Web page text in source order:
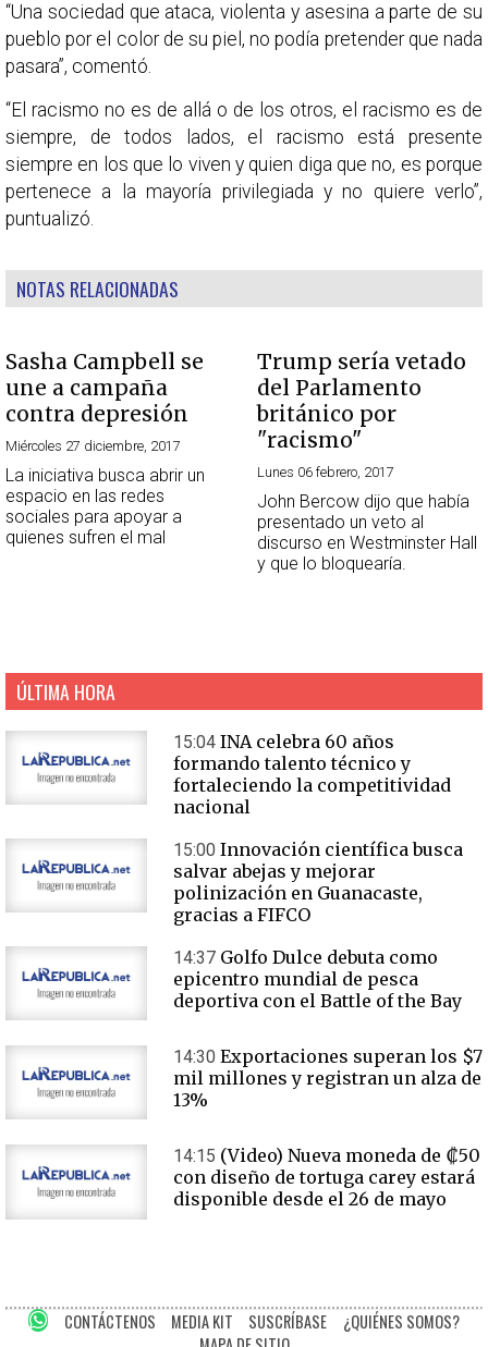
“Una sociedad que ataca, violenta y asesina a parte de su
pueblo por el color de su piel, no podía pretender que nada
pasara”, comentó.
“El racismo no es de allá o de los otros, el racismo es de
siempre, de todos lados, el racismo está presente
siempre en los que lo viven y quien diga que no, es porque
pertenece a la mayoría privilegiada y no quiere verlo”,
puntualizó.
NOTAS RELACIONADAS
Sasha Campbell se
une a campaña
contra depresión
Miércoles 27 diciembre, 2017
La iniciativa busca abrir un
espacio en las redes
sociales para apoyar a
quienes sufren el mal
Trump sería vetado
del Parlamento
británico por
"racismo"
Lunes 06 febrero, 2017
John Bercow dijo que había
presentado un veto al
discurso en Westminster Hall
y que lo bloquearía.
ÚLTIMA HORA
15:04 INA celebra 60 años
formando talento técnico y
fortaleciendo la competitividad
nacional
15:00 Innovación científica busca
salvar abejas y mejorar
polinización en Guanacaste,
gracias a FIFCO
14:37 Golfo Dulce debuta como
epicentro mundial de pesca
deportiva con el Battle of the Bay
14:30 Exportaciones superan los $7
mil millones y registran un alza de
13%
14:15 (Video) Nueva moneda de ₡50
con diseño de tortuga carey estará
disponible desde el 26 de mayo
CONTÁCTENOS MEDIA KIT SUSCRÍBASE
¿QUIÉNES SOMOS?